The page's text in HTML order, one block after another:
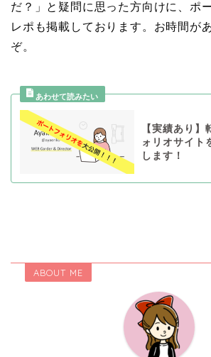
だ？」と疑問に思った方向けに、ポ
レポも掲載しております。お時間が
ぞ。
【実績あり】
ォリオサイト
します！
ABOUT ME